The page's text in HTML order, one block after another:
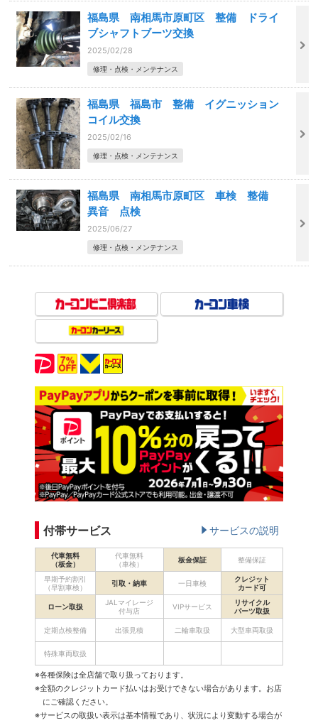
福島県 南相馬市原町区 整備 ドライ
ブシャフトブーツ交換
2025/02/28
修理・点検・メンテナンス
福島県 福島市 整備 イグニッション
コイル交換
2025/02/16
修理・点検・メンテナンス
福島県 南相馬市原町区 車検 整備
異音 点検
2025/06/27
修理・点検・メンテナンス
付帯サービス サービスの説明
代車無料
（板金）
代車無料
（車検）
板金保証 整備保証
早期予約割引
（早割車検）
引取・納車 一日車検
クレジット
カード可
ローン取扱
JALマイレージ
付与店
VIPサービス
リサイクル
パーツ取扱
定期点検整備 出張見積 二輪車取扱 大型車両取扱
特殊車両取扱
※各種保険は全店舗で取り扱っております。
※全額のクレジットカード払いはお受けできない場合があります。お店
にご確認ください。
※サービスの取扱い表示は基本情報であり、状況により変動する場合が